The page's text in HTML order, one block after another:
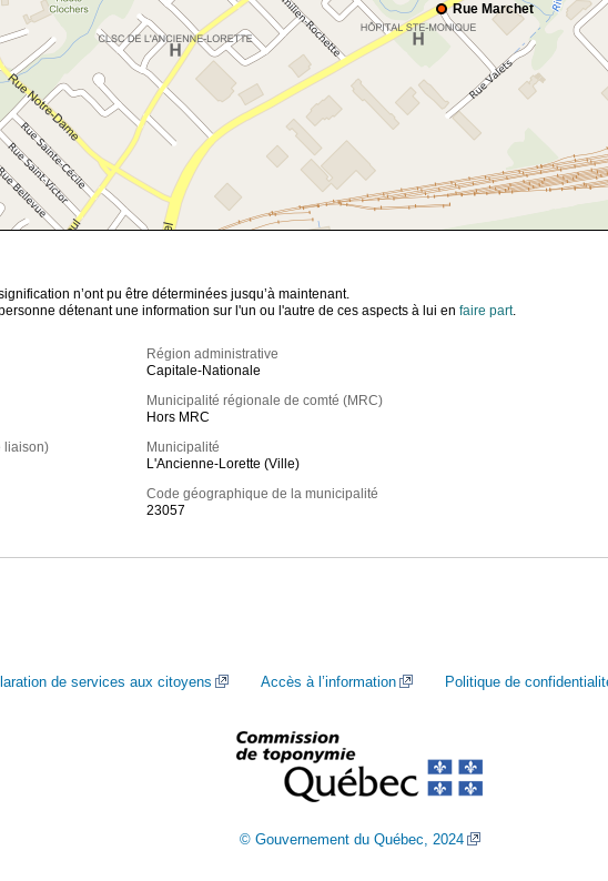
Rue Marchet
n’ont pu être déterminées jusqu’à maintenant.
détenant une information sur l'un ou l'autre de ces aspects à lui en faire part.
liaison)
Région administrative
Capitale-Nationale
Municipalité régionale de comté (MRC)
Hors MRC
Municipalité
L'Ancienne-Lorette (Ville)
Code géographique de la municipalité
23057
de services aux citoyens Accès à l’information Politique de
© Gouvernement du Québec, 2024